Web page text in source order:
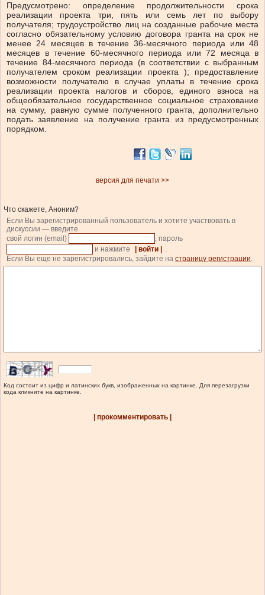
Предусмотрено: определение продолжительности срока
реализации проекта три, пять или семь лет по выбору
получателя; трудоустройство лиц на созданные рабочие места
согласно обязательному условию договора гранта на срок не
менее 24 месяцев в течение 36-месячного периода или 48
месяцев в течение 60-месячного периода или 72 месяца в
течение 84-месячного периода (в соответствии с выбранным
получателем сроком реализации проекта ); предоставление
возможности получателю в случае уплаты в течение срока
реализации проекта налогов и сборов, единого взноса на
общеобязательное государственное социальное страхование
на сумму, равную сумме полученного гранта, дополнительно
подать заявление на получение гранта из предусмотренных
порядком.
версия для печати >>
Что скажете, Аноним?
Если Вы зарегистрированный пользователь и хотите участвовать в
дискуссии — введите
свой логин (email)
, пароль
и нажмите
| войти |
.
Если Вы еще не зарегистрировались, зайдите на страницу регистрации.
Код состоит из цифр и латинских букв, изображенных на картинке. Для перезагрузки
кода кликните на картинке.
| прокомментировать |